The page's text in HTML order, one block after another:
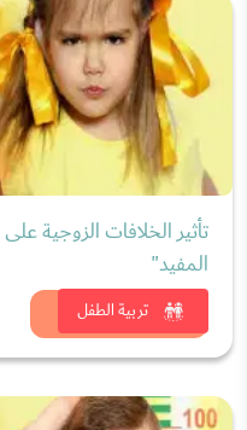
تربية الطفل
تأثير الخلافات الزوجية
المفيد"
شاهد الان